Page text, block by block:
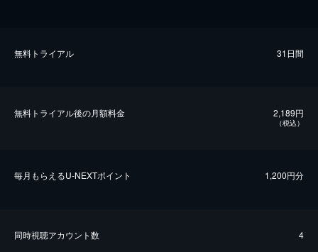
無料トライアル 31日間
無料トライアル後の⽉額料金 2,189円
（税込）
毎⽉もらえるU-NEXTポイント 1,200円分
同時視聴アカウント数 4